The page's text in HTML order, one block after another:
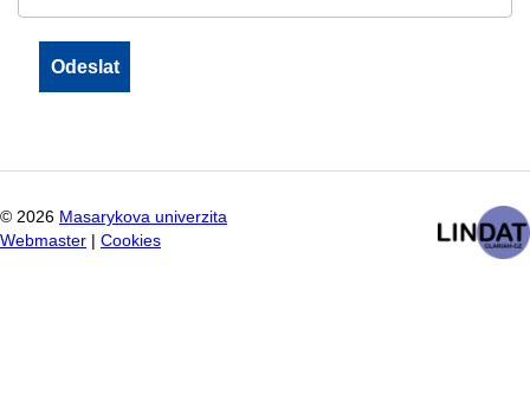
© 2026 Masarykova univerzita
Webmaster
Cookies